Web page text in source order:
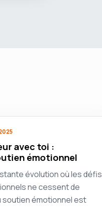
avec toi :
émotionnel
évolution où les défis
ne cessent de
soutien émotionnel est